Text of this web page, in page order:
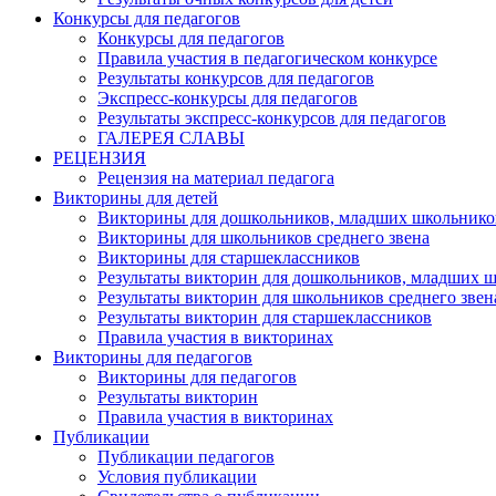
Конкурсы для педагогов
Конкурсы для педагогов
Правила участия в педагогическом конкурсе
Результаты конкурсов для педагогов
Экспресс-конкурсы для педагогов
Результаты экспресс-конкурсов для педагогов
ГАЛЕРЕЯ СЛАВЫ
РЕЦЕНЗИЯ
Рецензия на материал педагога
Викторины для детей
Викторины для дошкольников, младших
Викторины для школьников среднего звена
Викторины для старшеклассников
Результаты викторин для дошкольников, младших
Результаты викторин для школьников среднего
Результаты викторин для старшеклассников
Правила участия в викторинах
Викторины для педагогов
Викторины для педагогов
Результаты викторин
Правила участия в викторинах
Публикации
Публикации педагогов
Условия публикации